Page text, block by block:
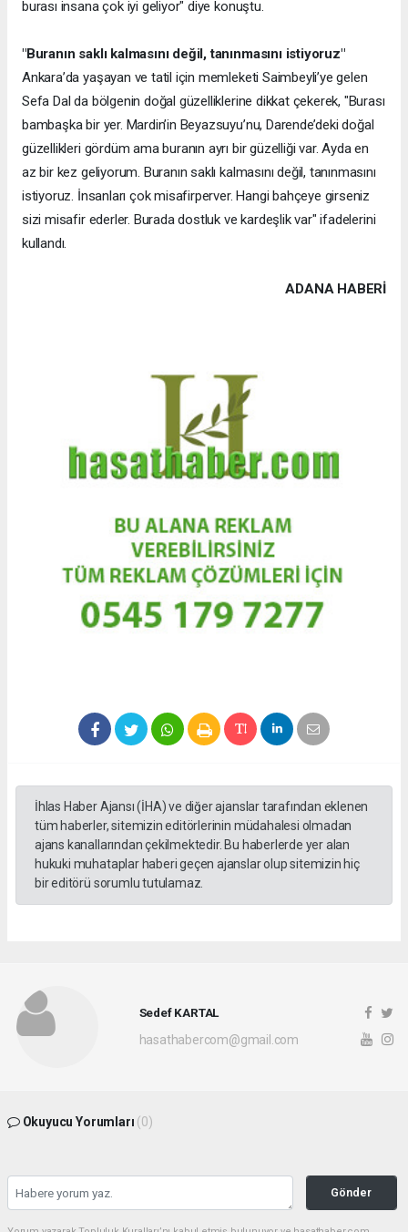
burası insana çok iyi geliyor" diye konuştu.
"Buranın saklı kalmasını değil, tanınmasını istiyoruz"
Ankara’da yaşayan ve tatil için memleketi Saimbeyli’ye gelen
Sefa Dal da bölgenin doğal güzelliklerine dikkat çekerek, "Burası
bambaşka bir yer. Mardin’in Beyazsuyu’nu, Darende’deki doğal
güzellikleri gördüm ama buranın ayrı bir güzelliği var. Ayda en
az bir kez geliyorum. Buranın saklı kalmasını değil, tanınmasını
istiyoruz. İnsanları çok misafirperver. Hangi bahçeye girseniz
sizi misafir ederler. Burada dostluk ve kardeşlik var" ifadelerini
kullandı.
ADANA HABERİ
İhlas Haber Ajansı (İHA) ve diğer ajanslar tarafından eklenen
tüm haberler, sitemizin editörlerinin müdahalesi olmadan
ajans kanallarından çekilmektedir. Bu haberlerde yer alan
hukuki muhataplar haberi geçen ajanslar olup sitemizin hiç
bir editörü sorumlu tutulamaz.
Sedef KARTAL
hasathabercom@gmail.com
Okuyucu Yorumları (0)
Gönder